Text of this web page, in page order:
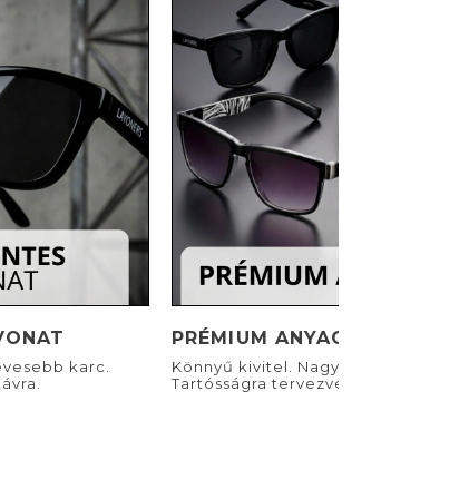
karc.
PRÉMIUM ANYAGOK
Könnyű kivitel. Nagyszerű viselet.
Tartósságra tervezve.